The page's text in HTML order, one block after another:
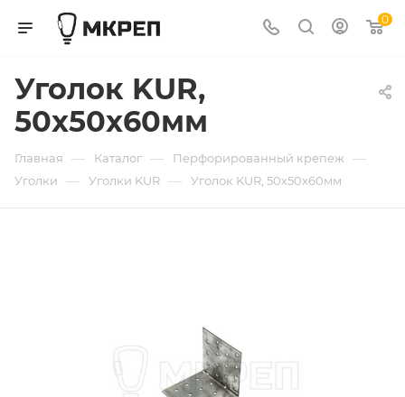
0
Уголок KUR,
50х50х60мм
Главная — Каталог — Перфорированный крепеж —
Уголки — Уголки KUR — Уголок KUR, 50х50х60мм